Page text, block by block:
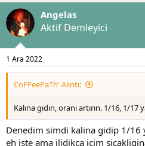
kullanıyorum 93-94 derecelerde Saka
düşününce çok deneme yaptıkça
Şimdiden herkese teşekkürler.
Angelas
Aktif Demleyici
1 Ara 2022
CoFFeePaTh' Alıntı:
Kalına gidin, oranı artırın. 1/16, 1/17
Denedim simdi kalina gidip 1/16
eh iste ama ilidikca icim